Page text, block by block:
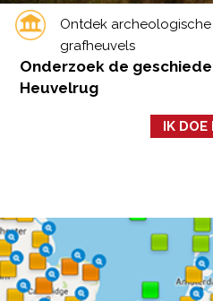
Ontdek archeologische
grafheuvels
Onderzoek de
Heuvelrug
IK DOE